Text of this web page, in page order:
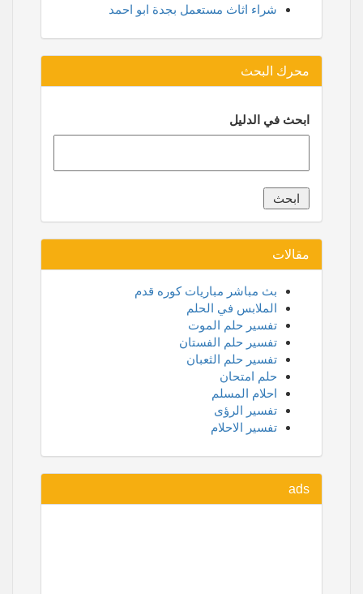
شراء اثاث مستعمل بجدة ابو احمد
محرك البحث
ابحث في الدليل
مقالات
بث مباشر مباريات كوره قدم
الملابس في الحلم
تفسير حلم الموت
تفسير حلم الفستان
تفسير حلم الثعبان
حلم امتحان
احلام المسلم
تفسير الرؤى
تفسير الاحلام
ads